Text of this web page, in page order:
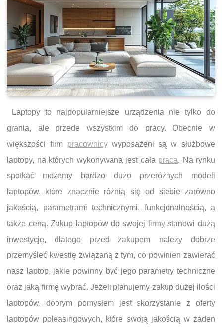
Laptopy to najpopularniejsze urządzenia nie tylko do
grania, ale przede wszystkim do pracy. Obecnie w
większości firm pracownicywyposażeni są w służbowe
laptopy, na których wykonywana jest cała praca. Na rynku
spotkać możemy bardzo dużo przeróżnych modeli
laptopów, które znacznie różnią się od siebie zarówno
jakością, parametrami technicznymi, funkcjonalnością, a
także ceną. Zakup laptopów do swojej firmystanowi dużą
inwestycję, dlatego przed zakupem należy dobrze
przemyśleć kwestię związaną z tym, co powinien zawierać
nasz laptop, jakie powinny być jego parametry techniczne
oraz jaką firmę wybrać. Jeżeli planujemy zakup dużej ilości
laptopów, dobrym pomysłem jest skorzystanie z oferty
laptopów poleasingowych, które swoją jakością w żaden